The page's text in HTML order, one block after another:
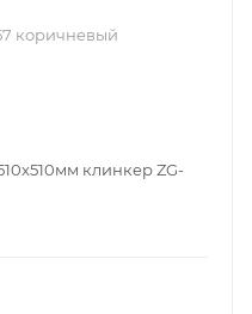
коричневый
клинкер ZG-